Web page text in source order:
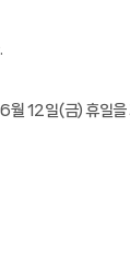
12일(금) 휴일을